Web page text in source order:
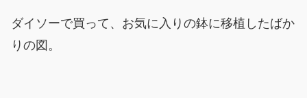
ダイソーで買って、お気に入りの鉢に移植したばか
りの図。